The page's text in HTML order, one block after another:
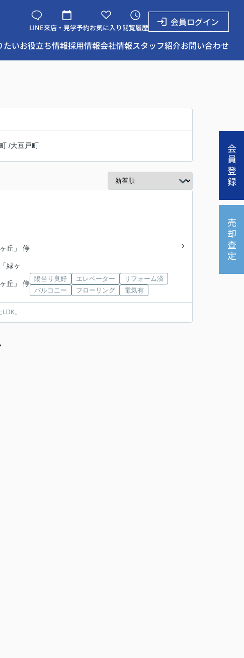
LINE来店・見学予約お気に入り閲覧履歴
会員ログイン
たいお役立ち情報採用情報会社情報スタッフ紹介お問い合わせ
会員登録
売却査定
/大豆戸町
丘」 停
緑ヶ
丘」 停
陽当り良好 エレベーター
リフォーム済
バルコニー
フローリング 電気有
。